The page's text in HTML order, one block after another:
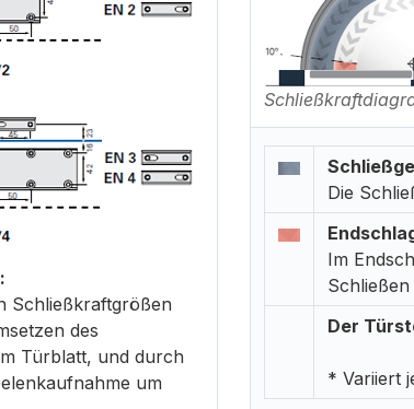
Schließkraftgrößen
des
Türblatt, und durch
um
Die
Im
Der
* Variiert